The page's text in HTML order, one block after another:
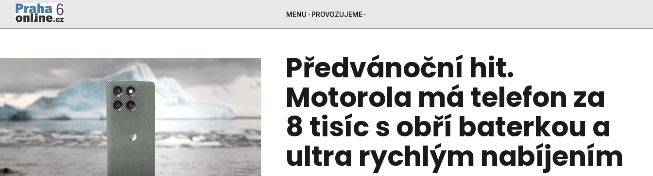
MENU PROVOZUJEME
Předvánoční hit.
Motorola má telefon za
8 tisíc s obří baterkou a
ultra rychlým nabíjením